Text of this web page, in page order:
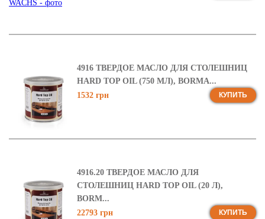
4916 ТВЕРДОЕ МАСЛО ДЛЯ СТОЛЕШНИЦ
HARD TOP OIL (750 МЛ), BORMA...
1532 грн
КУПИТЬ
4916.20 ТВЕРДОЕ МАСЛО ДЛЯ
СТОЛЕШНИЦ HARD TOP OIL (20 Л),
BORM...
22793 грн
КУПИТЬ